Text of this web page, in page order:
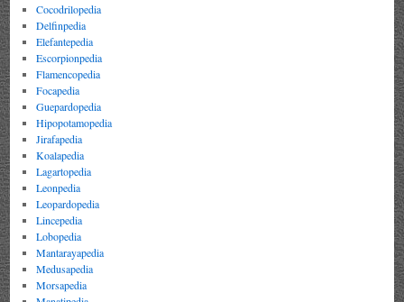
Cocodrilopedia
Delfinpedia
Elefantepedia
Escorpionpedia
Flamencopedia
Focapedia
Guepardopedia
Hipopotamopedia
Jirafapedia
Koalapedia
Lagartopedia
Leonpedia
Leopardopedia
Lincepedia
Lobopedia
Mantarayapedia
Medusapedia
Morsapedia